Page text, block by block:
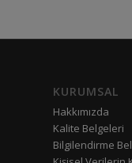
KURUMSAL
Hakkımızda
Kalite Belgeleri
Bilgilendirme